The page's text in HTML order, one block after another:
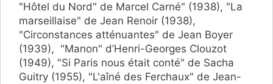
"Hôtel du Nord" de Marcel Carné" (1938), "La
marseillaise" de Jean Renoir (1938),
"Circonstances atténuantes" de Jean Boyer
(1939), "Manon" d’Henri-Georges Clouzot
(1949), "Si Paris nous était conté" de Sacha
Guitry (1955), "L'aîné des Ferchaux" de Jean-